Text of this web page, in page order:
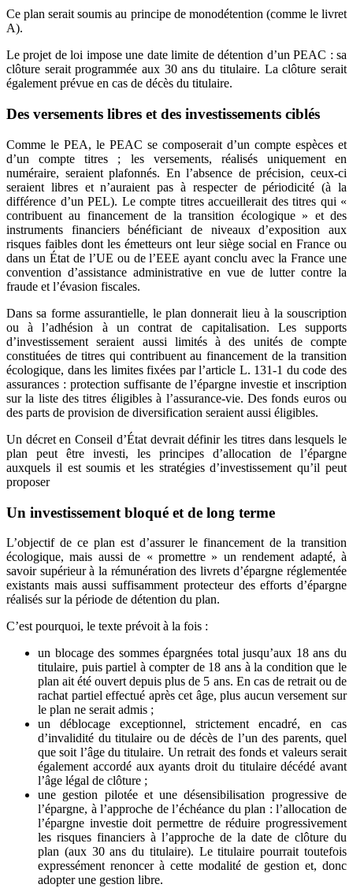
Ce plan serait soumis au principe de monodétention (comme le livret
A).
Le projet de loi impose une date limite de détention d’un PEAC : sa
clôture serait programmée aux 30 ans du titulaire. La clôture serait
également prévue en cas de décès du titulaire.
Des versements libres et des investissements ciblés
Comme le PEA, le PEAC se composerait d’un compte espèces et
d’un compte titres ; les versements, réalisés uniquement en
numéraire, seraient plafonnés. En l’absence de précision, ceux-ci
seraient libres et n’auraient pas à respecter de périodicité (à la
différence d’un PEL). Le compte titres accueillerait des titres qui «
contribuent au financement de la transition écologique » et des
instruments financiers bénéficiant de niveaux d’exposition aux
risques faibles dont les émetteurs ont leur siège social en France ou
dans un État de l’UE ou de l’EEE ayant conclu avec la France une
convention d’assistance administrative en vue de lutter contre la
fraude et l’évasion fiscales.
Dans sa forme assurantielle, le plan donnerait lieu à la souscription
ou à l’adhésion à un contrat de capitalisation. Les supports
d’investissement seraient aussi limités à des unités de compte
constituées de titres qui contribuent au financement de la transition
écologique, dans les limites fixées par l’article L. 131-1 du code des
assurances : protection suffisante de l’épargne investie et inscription
sur la liste des titres éligibles à l’assurance-vie. Des fonds euros ou
des parts de provision de diversification seraient aussi éligibles.
Un décret en Conseil d’État devrait définir les titres dans lesquels le
plan peut être investi, les principes d’allocation de l’épargne
auxquels il est soumis et les stratégies d’investissement qu’il peut
proposer
Un investissement bloqué et de long terme
L’objectif de ce plan est d’assurer le financement de la transition
écologique, mais aussi de « promettre » un rendement adapté, à
savoir supérieur à la rémunération des livrets d’épargne réglementée
existants mais aussi suffisamment protecteur des efforts d’épargne
réalisés sur la période de détention du plan.
C’est pourquoi, le texte prévoit à la fois :
un blocage des sommes épargnées total jusqu’aux 18 ans du
titulaire, puis partiel à compter de 18 ans à la condition que le
plan ait été ouvert depuis plus de 5 ans. En cas de retrait ou de
rachat partiel effectué après cet âge, plus aucun versement sur
le plan ne serait admis ;
un déblocage exceptionnel, strictement encadré, en cas
d’invalidité du titulaire ou de décès de l’un des parents, quel
que soit l’âge du titulaire. Un retrait des fonds et valeurs serait
également accordé aux ayants droit du titulaire décédé avant
l’âge légal de clôture ;
une gestion pilotée et une désensibilisation progressive de
l’épargne, à l’approche de l’échéance du plan : l’allocation de
l’épargne investie doit permettre de réduire progressivement
les risques financiers à l’approche de la date de clôture du
plan (aux 30 ans du titulaire). Le titulaire pourrait toutefois
expressément renoncer à cette modalité de gestion et, donc
adopter une gestion libre.